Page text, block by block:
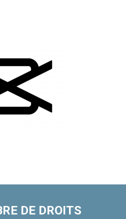
DE DROITS